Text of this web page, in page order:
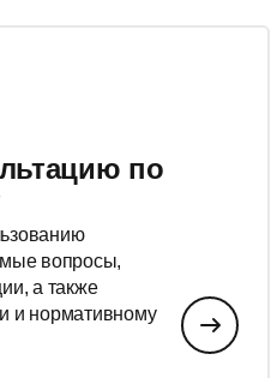
по
вопросы,
а также
и нормативному